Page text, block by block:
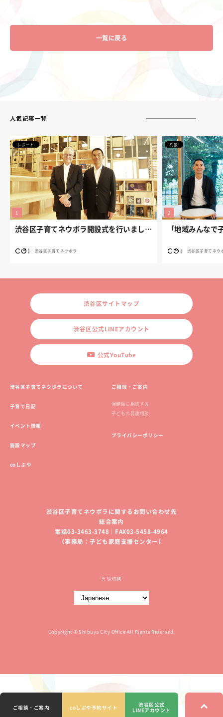
一覧に戻る
ご相談・ご案内 coしぶや予約サイト 渋谷区公式
LINEアカウント
人気記事一覧
レポート
渋谷区子育てネウボラ開設式を行いました。
渋谷区子育てネウボラ
対談
渋谷区子育てネウ
渋谷区サイトマップ
渋谷区公式LINEアカウント
公式YouTube
渋谷区子育てネウボラについて
子育て日記
イベント情報
施設マップ
coしぶや
ご相談・ご案内
保健師に相談する
子どもの発達相談
プライバシーポリシー
渋谷区子育てネウボラに関するお問い合わせ先
総合案内
電話03-3463-3748｜FAX03-5458-4964
（事務局：子ども家庭支援センター）
言語切替
Copyright © Shibuya City Office All Rights Reserved.